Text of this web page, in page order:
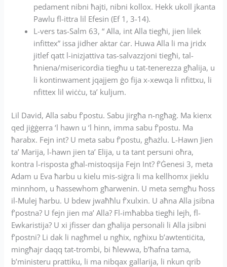
pedament nibni ħajti, nibni kollox. Hekk ukoll jkanta
Pawlu fl-ittra lil Efesin (Ef 1, 3-14).
L-vers tas-Salm 63, “ Alla, int Alla tiegħi, jien lilek
infittex” issa jidher aktar ċar. Huwa Alla li ma jridx
jitlef qatt l-inizjattiva tas-salvazzjoni tiegħi, tal-
ħniena/misericordia tiegħu u tat-tenerezza għalija, u
li kontinwament jqajjem ġo fija x-xewqa li nfittxu, li
nfittex lil wiċċu, ta’ kuljum.
Lil David, Alla sabu f’postu. Sabu jirgħa n-ngħaġ. Ma kienx
qed jiġġerra ‘l hawn u ‘l hinn, imma sabu f’postu. Ma
ħarabx. Fejn int? U meta sabu f’postu, għażlu. L-Hawn Jien
ta’ Marija, l-hawn jien ta’ Elija, u ta tant persuni oħra,
kontra l-risposta għal-mistoqsija Fejn Int? f’Ġenesi 3, meta
Adam u Eva ħarbu u kielu mis-siġra li ma kellhomx jieklu
minnhom, u ħassewhom għarwenin. U meta semgħu ħoss
il-Mulej ħarbu. U bdew jwaħħlu f’xulxin. U aħna Alla jsibna
f’postna? U fejn jien ma’ Alla? Fl-imħabba tiegħi lejh, fl-
Ewkaristija? U xi jfisser dan għalija personali li Alla jsibni
f’postni? Li dak li nagħmel u ngħix, ngħixu b’awtentiċita,
mingħajr daqq tat-trombi, bi ħlewwa, b’ħafna tama,
b’ministeru prattiku, li ma nibqax gallarija, li nkun qrib